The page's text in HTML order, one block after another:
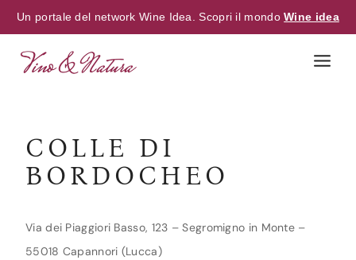
Un portale del network Wine Idea. Scopri il mondoWine idea
COLLE DI
BORDOCHEO
Via dei Piaggiori Basso, 123 – Segromigno in Monte –
55018 Capannori (Lucca)